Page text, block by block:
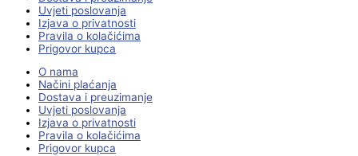
Uvjeti poslovanja
Izjava o privatnosti
Pravila o kolačićima
Prigovor kupca
O nama
Načini plaćanja
Dostava i preuzimanje
Uvjeti poslovanja
Izjava o privatnosti
Pravila o kolačićima
Prigovor kupca